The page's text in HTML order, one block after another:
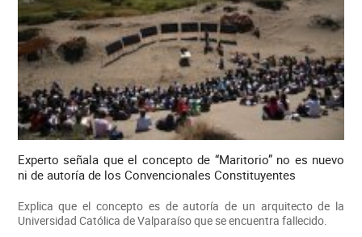
Experto señala que el concepto de “Maritorio” no es nuevo
ni de autoría de los Convencionales Constituyentes
Explica que el concepto es de autoría de un arquitecto de la
Universidad Católica de Valparaíso que se encuentra fallecido.